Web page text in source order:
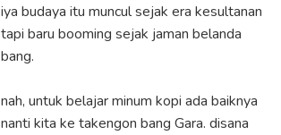
iya budaya itu muncul sejak era kesultanan
tapi baru booming sejak jaman belanda
bang.
nah, untuk belajar minum kopi ada baiknya
nanti kita ke takengon bang Gara. disana